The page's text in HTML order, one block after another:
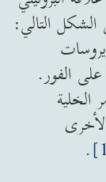
التالي:
الفور.
الخلية
.